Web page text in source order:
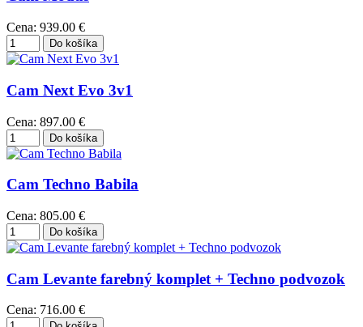
Cena: 939.00 €
Cam Next Evo 3v1
Cena: 897.00 €
Cam Techno Babila
Cena: 805.00 €
Cam Levante farebný komplet + Techno podvozok
Cena: 716.00 €